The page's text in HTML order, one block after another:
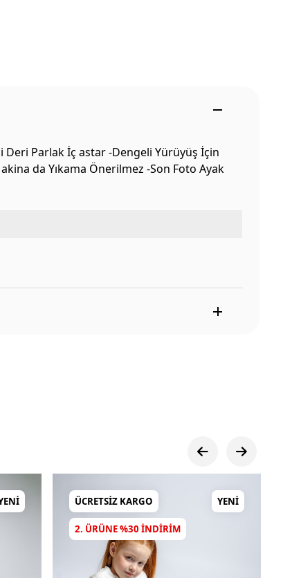
Deri Parlak İç astar -Dengeli Yürüyüş İçin
da Yıkama Önerilmez -Son Foto Ayak
ÜCRETSIZ KARGO YENI
2. ÜRÜNE %30 INDIRIM